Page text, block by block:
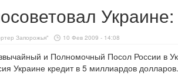
Запорожья" 10 Фев 2009 - 14:08
и Полномочный Посол России в
Украине кредит в 5 миллиардов долларов.